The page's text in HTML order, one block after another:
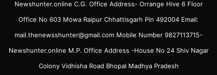
Newshunter.online C.G. Office Address- Orrange Hive 6 Floor
Office No 603 Mowa Raipur Chhattisgarh Pin 492004 Email:
mail.thenewsshunter@gmail.com Mobile Number 9827113715-
Newshunter.online M.P. Office Address -House No 24 Shiv Nagar
Colony Vidhisha Road Bhopal Madhya Pradesh